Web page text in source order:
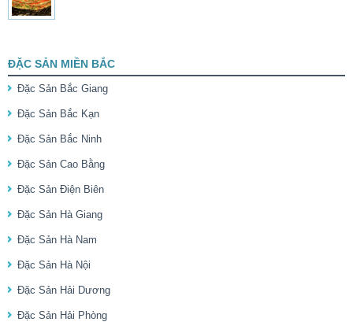
ĐẶC SẢN MIỀN BẮC
Đặc Sản Bắc Giang
Đặc Sản Bắc Kạn
Đặc Sản Bắc Ninh
Đặc Sản Cao Bằng
Đặc Sản Điện Biên
Đặc Sản Hà Giang
Đặc Sản Hà Nam
Đặc Sản Hà Nội
Đặc Sản Hải Dương
Đặc Sản Hải Phòng